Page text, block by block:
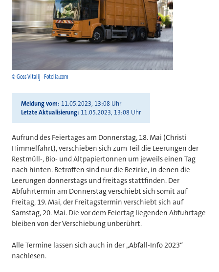
© Goss Vitalij - Fotolia.com
Meldung vom 11.05.2023, 13:08 Uhr
Letzte Aktualisierung 11.05.2023, 13:08 Uhr
Aufrund des Feiertages am Donnerstag, 18. Mai (Christi
Himmelfahrt), verschieben sich zum Teil die Leerungen der
Restmüll-, Bio- und Altpapiertonnen um jeweils einen Tag
nach hinten. Betroffen sind nur die Bezirke, in denen die
Leerungen donnerstags und freitags stattfinden. Der
Abfuhrtermin am Donnerstag verschiebt sich somit auf
Freitag, 19. Mai, der Freitagstermin verschiebt sich auf
Samstag, 20. Mai. Die vor dem Feiertag liegenden Abfuhrtage
bleiben von der Verschiebung unberührt.
Alle Termine lassen sich auch in der „Abfall-Info 2023“
nachlesen.